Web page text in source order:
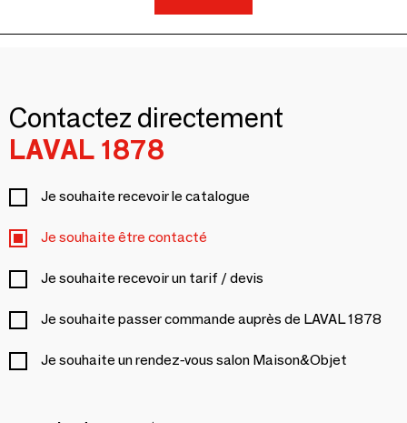
Contactez directement
LAVAL 1878
Je souhaite recevoir le catalogue
Je souhaite être contacté
Je souhaite recevoir un tarif / devis
Je souhaite passer commande auprès de LAVAL 1878
Je souhaite un rendez-vous salon Maison&Objet